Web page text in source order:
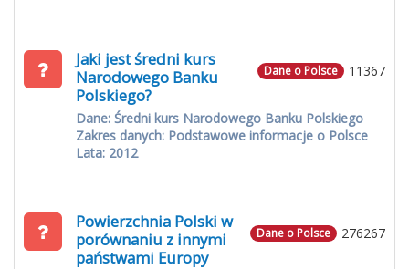
11367
Dane o Polsce
Jaki jest średni kurs
Narodowego Banku
Polskiego?
Dane: Średni kurs Narodowego Banku Polskiego
Zakres danych: Podstawowe informacje o Polsce
Lata: 2012
276267
Dane o Polsce
Powierzchnia Polski w
porównaniu z innymi
państwami Europy